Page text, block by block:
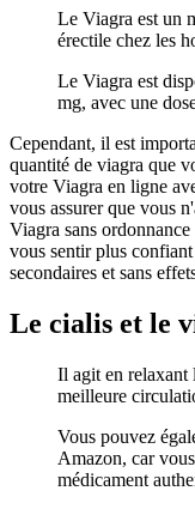
Le Viagra est un
érectile chez les
Le Viagra est
mg, avec une
Cependant, il est
quantité de viagra que
votre Viagra en ligne
vous assurer que vous
Viagra sans
vous sentir plus
secondaires et sans
Le cialis et le
Il agit en relaxant
meilleure
Vous pouvez
Amazon, car
médicament